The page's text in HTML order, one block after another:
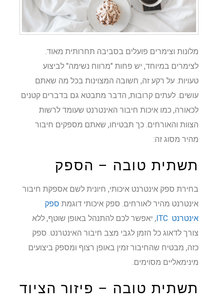
מלונות וצימרים פועלים בסביבה תחרותית מאוד.
לצימרים במיוחד, יש פחות "מרווח נשימה" לביצוע
טעויות. על רקע זה, חשובה המצוינות בכל מה שאתם
עושים. לעתים קרובות, הדבר מתבטא גם בדברים קטנים
לכאורה, כמו איכות חיבור האינטרנט שעומד לרשות
הצוות והאורחים. כך תבטיחו, שאתם מספקים חיבור
מהיר מסוג זה:
תשתית טובה – הספק
בחירת ספק אינטרנט איכותי, חיונית לשם אספקת חיבור
אינטרנט מהיר לאורחים. ספק איכותי דוגמתספק
אינטרנט ITC
, יאפשר לכם להתנהל באופן שוטף, ללא
צורך לדאוג כל הזמן לגבי מצב חיבור האינטרנט. ספק
כזה, מבטיח שהחיבור זמין באופן רצוף ומספק ביצועים
מינימאליים מסוימים.
תשתית טובה – פיזור הציוד